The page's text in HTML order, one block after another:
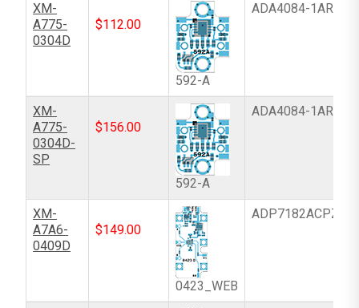
XM-
A775-
0304D
$112.00
592-A
ADA4084-1ARJZ
XM-
A775-
0304D-
SP
$156.00
592-A
ADA4084-1ARJZ
XM-
A7A6-
0409D
$149.00
0423_WEB
ADP7182ACPZ-R7